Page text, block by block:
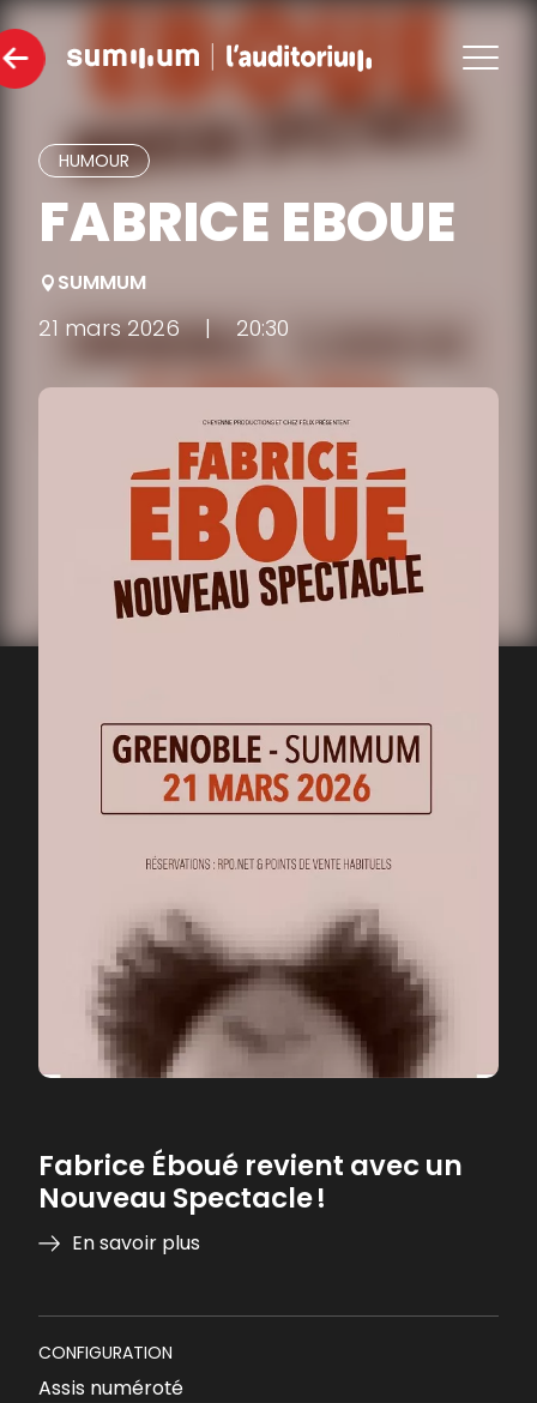
HUMOUR
FABRICE EBOUE
SUMMUM
21 mars 2026 | 20:30
Fabrice Éboué revient avec un
Nouveau Spectacle !
En savoir plus
CONFIGURATION
Assis numéroté